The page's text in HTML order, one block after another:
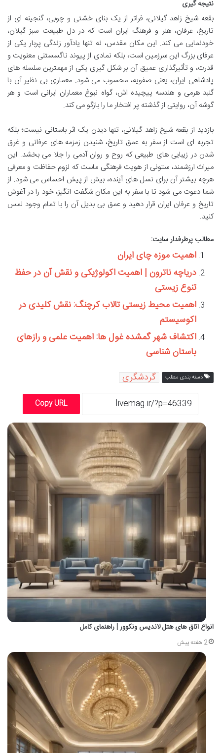
نتیجه گیری
بقعه شیخ زاهد گیلانی، فراتر از یک بنای خشتی و چوبی، گنجینه ای از
تاریخ، عرفان، هنر و فرهنگ ایران است که در دل طبیعت سبز گیلان،
خودنمایی می کند. این مکان مقدس، نه تنها یادآور زندگی پربار یکی از
عرفای بزرگ این سرزمین است، بلکه نمادی از پیوند ناگسستنی معنویت و
قدرت، و تأثیرگذاری عمیق آن بر شکل گیری یکی از مهمترین سلسله های
پادشاهی ایران، یعنی صفویه، محسوب می شود. معماری بی نظیر آن با
گنبد هرمی و هندسه پیچیده اش، گواه نبوغ معماران ایرانی است و هر
گوشه آن، روایتی از گذشته پر افتخار ما را بازگو می کند.
بازدید از بقعه شیخ زاهد گیلانی، تنها دیدن یک اثر باستانی نیست؛ بلکه
تجربه ای است از سفر به عمق تاریخ، شنیدن زمزمه های عرفانی و غرق
شدن در زیبایی های طبیعی که روح و روان آدمی را جلا می بخشد. این
میراث ارزشمند، ستونی از هویت فرهنگی ماست که لزوم حفاظت و معرفی
هرچه بیشتر آن برای نسل های آینده، بیش از پیش احساس می شود. از
شما دعوت می شود تا با سفر به این مکان شگفت انگیز، خود را در آغوش
تاریخ و عرفان ایران قرار دهید و عمق بی بدیل آن را با تمام وجود لمس
کنید.
مطالب پرطرفدار سایت:
اهمیت موزه چای ایران
دریاچه ناترون | اهمیت اکولوژیکی و نقش آن در حفظ
تنوع زیستی
اهمیت محیط زیستی تالاب کرچنگ: نقش کلیدی در
اکوسیستم
اکتشاف شهر گمشده غول ها: اهمیت علمی و رازهای
باستان شناسی
دسته بندی مطلب گردشگری
Copy URL
انواع اتاق های هتل لاندیس ونکوور | راهنمای کامل
2 هفته پیش